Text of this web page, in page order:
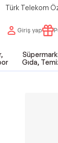
Türk Telekom
Giriş yap
Gıda,